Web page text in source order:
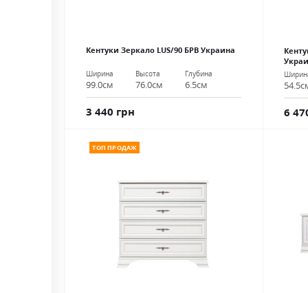
Кентуки Зеркало LUS/90 БРВ Украина
Ширина
99.0см
Высота
76.0см
Глубина
6.5см
3 440 грн 6
ТОП ПРОДАЖ